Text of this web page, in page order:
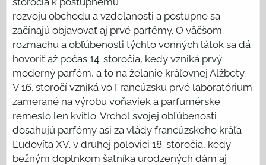
rozvoju obchodu a vzdelanosti a postupne sa
začínajú objavovať aj prvé parfémy. O väčšom
rozmachu a obľúbenosti týchto vonných látok sa dá
hovoriť až počas 14. storočia, kedy vzniká prvý
moderný parfém, a to na želanie kráľovnej Alžbety.
V 16. storočí vzniká vo Francúzsku prvé laboratórium
zamerané na výrobu voňaviek a parfumérske
remeslo len kvitlo. Vrchol svojej obľúbenosti
dosahujú parfémy asi za vlády francúzskeho kráľa
Ľudovíta XV. v druhej polovici 18. storočia, kedy
bežným doplnkom šatníka urodzených dám aj